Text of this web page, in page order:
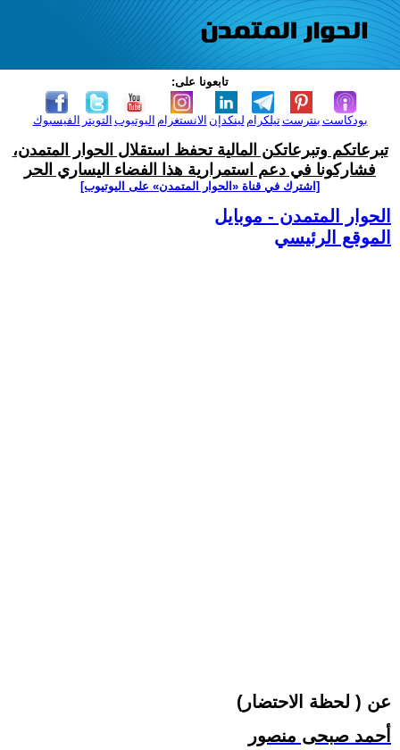
تابعونا على:
الفيسبوك التويتر اليوتيوب الانستغرام لينكدإن تيلكرامبنترست بودكاست
تبرعاتكم وتبرعاتكن المالية تحفظ استقلال الحوار المتمدن،
فشاركونا في دعم استمرارية هذا الفضاء اليساري الحر
[اشترك في قناة ‫«الحوار المتمدن» على اليوتيوب]
الحوار المتمدن - موبايل
الموقع الرئيسي
عن ( لحظة الاحتضار)
أحمد صبحى منصور